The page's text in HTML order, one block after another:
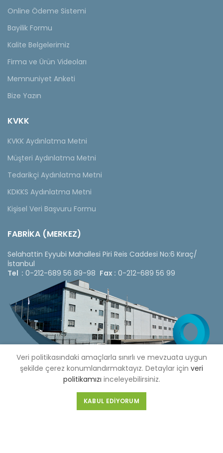
Online Ödeme Sistemi
Bayilik Formu
Kalite Belgelerimiz
Firma ve Ürün Videoları
Memnuniyet Anketi
Bize Yazın
KVKK
KVKK Aydınlatma Metni
Müşteri Aydınlatma Metni
Tedarikçi Aydınlatma Metni
KDKKS Aydınlatma Metni
Kişisel Veri Başvuru Formu
FABRİKA (MERKEZ)
Selahattin Eyyubi Mahallesi Piri Reis Caddesi No:6 Kıraç/
İstanbul
Tel : 0-212-689 56 89-98 Fax : 0-212-689 56 99
Copyright © 2020 Çetinkaya Pano |Çetinkaya Pano Fiyat
Veri politikasındaki amaçlarla sınırlı ve mevzuata uygun
şekilde çerez konumlandırmaktayız. Detaylar için veri
politikamızı inceleyebilirsiniz.
KABUL EDIYORUM